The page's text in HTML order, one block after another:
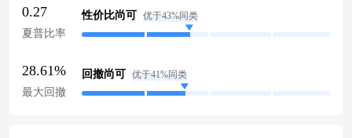
0.27
夏普比率
性价比尚可 优于43%同类
28.61%
最大回撤
回撤尚可 优于41%同类